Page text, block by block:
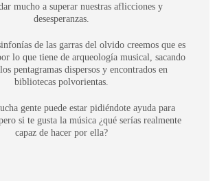
mucho a superar nuestras aflicciones y
desesperanzas.
de las garras del olvido creemos que es
lo que tiene de arqueología musical, sacando
pentagramas dispersos y encontrados en
bibliotecas polvorientas.
gente puede estar pidiéndote ayuda para
si te gusta la música ¿qué serías realmente
capaz de hacer por ella?